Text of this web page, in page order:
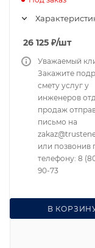
26 125 ₽/шт
В
Уважаемый
Закажите
смету услуг у
инженеров
продаж
письмо на
или позвонив
телефону: 8
90-73